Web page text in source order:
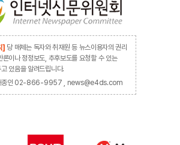
] 당 매체는 독자와 취재원 등 뉴스이용자의 권리
론이나 정정보도, 추후보도를 요청할 수 있는
있음을 알려드립니다.
종인 02-866-9957 , news@e4ds.com